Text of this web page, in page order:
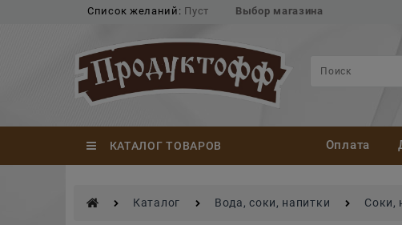
Список желаний: Пуст Выбор магазина
КАТАЛОГ ТОВАРОВ Оплата
Каталог Вода, соки, напитки Соки,